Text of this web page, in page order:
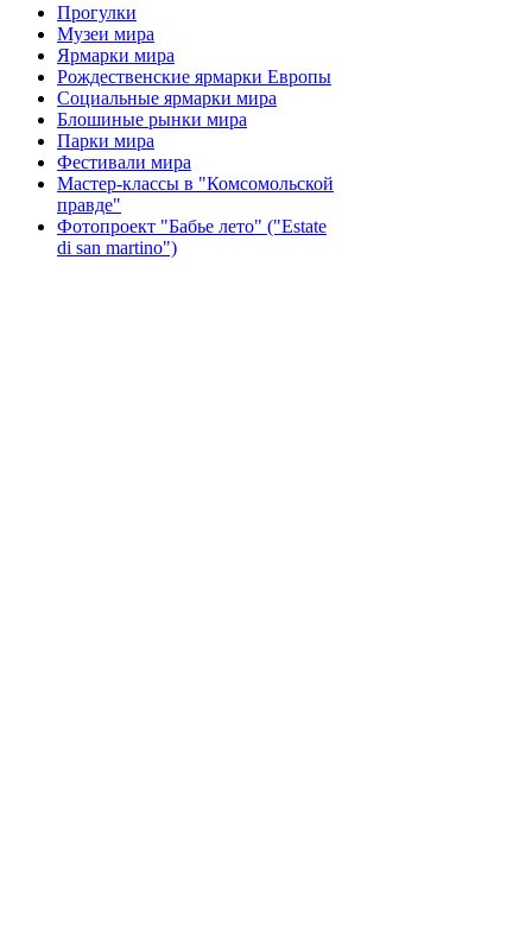
Прогулки
Музеи мира
Ярмарки мира
Рождественские ярмарки Европы
Социальные ярмарки мира
Блошиные рынки мира
Парки мира
Фестивали мира
Мастер-классы в "Комсомольской
правде"
Фотопроект "Бабье лето" ("Еstate
di san martino")